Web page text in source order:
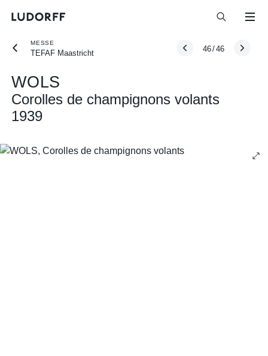
MESSE
TEFAF Maastricht
46/46
WOLS
Corolles de champignons volants
1939